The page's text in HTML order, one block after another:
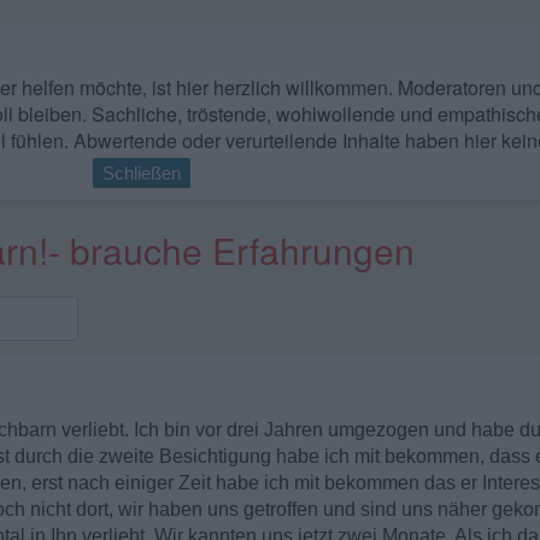
helfen möchte, ist hier herzlich willkommen. Moderatoren
bleiben. Sachliche, tröstende, wohlwollende und
Abwertende oder verurteilende Inhalte haben hier
Schließen
brauche Erfahrungen
verliebt. Ich bin vor drei Jahren umgezogen und habe
durch die zweite Besichtigung habe ich mit bekommen, dass
erst nach einiger Zeit habe ich mit bekommen das er
nicht dort, wir haben uns getroffen und sind uns näher
in Ihn verliebt. Wir kannten uns jetzt zwei Monate. Als ich